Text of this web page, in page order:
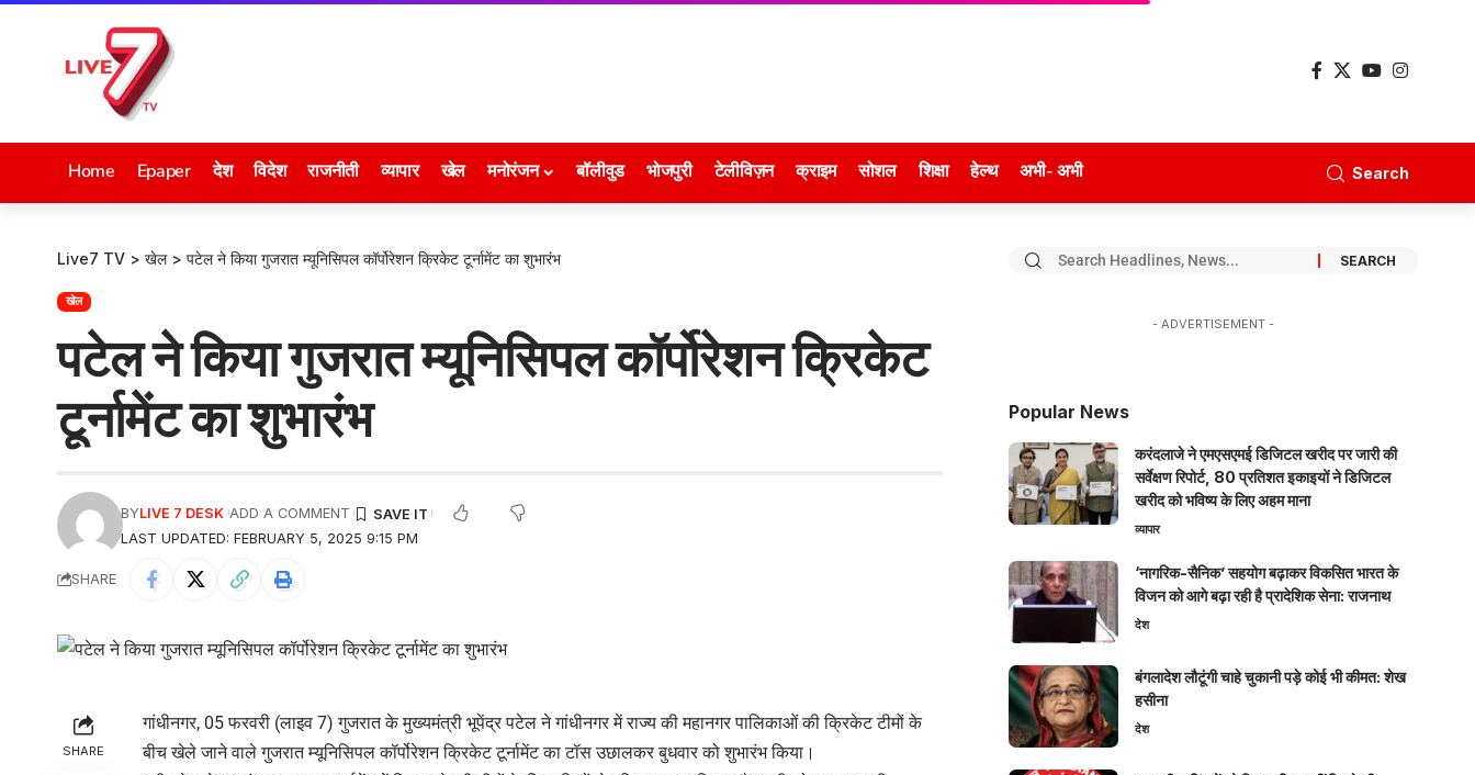
Home Epaper देश विदेश राजनीती व्यापार खेल मनोरंजन बॉलीवुड भोजपुरी टेलीविज़न क्राइम सोशल शिक्षा हेल्थ अभी- अभी Search
Live7 TV > खेल> पटेल ने किया गुजरात म्यूनिसिपल कॉर्पोरेशन क्रिकेट टूर्नामेंट का शुभारंभ
खेल
पटेल ने किया गुजरात म्यूनिसिपल कॉर्पोरेशन क्रिकेट
टूर्नामेंट का शुभारंभ
LAST UPDATED: FEBRUARY 5, 2025 9:15 PM
BYLIVE 7 DESK ADD A COMMENT
SHARE
SHARE
गांधीनगर, 05 फरवरी (लाइव 7) गुजरात के मुख्यमंत्री भूपेंद्र पटेल ने गांधीनगर में राज्य की महानगर पालिकाओं की क्रिकेट टीमों के
बीच खेले जाने वाले गुजरात म्यूनिसिपल कॉर्पोरेशन क्रिकेट टूर्नामेंट का टॉस उछालकर बुधवार को शुभारंभ किया।
- ADVERTISEMENT -
Popular News
करंदलाजे ने एमएसएमई डिजिटल खरीद पर जारी की
सर्वेक्षण रिपोर्ट, 80 प्रतिशत इकाइयों ने डिजिटल
खरीद को भविष्य के लिए अहम माना
व्यापार
‘नागरिक-सैनिक’ सहयोग बढ़ाकर विकसित भारत के
विजन को आगे बढ़ा रही है प्रादेशिक सेना: राजनाथ
देश
बंगलादेश लौटूंगी चाहे चुकानी पड़े कोई भी कीमत: शेख
हसीना
देश